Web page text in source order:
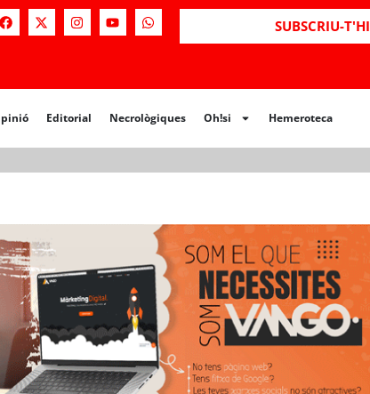
SUBSCRIU-T'HI
Editorial Necrològiques Oh!si Hemeroteca
Editorial Necrològiques Hemeroteca